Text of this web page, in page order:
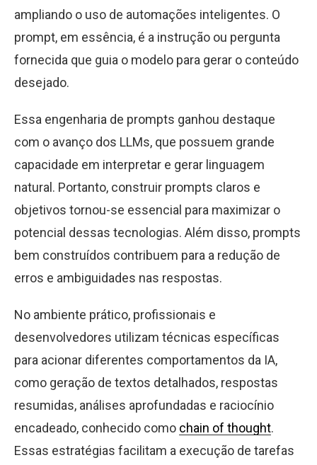
ampliando o uso de automações inteligentes. O
prompt, em essência, é a instrução ou pergunta
fornecida que guia o modelo para gerar o conteúdo
desejado.
Essa engenharia de prompts ganhou destaque
com o avanço dos LLMs, que possuem grande
capacidade em interpretar e gerar linguagem
natural. Portanto, construir prompts claros e
objetivos tornou-se essencial para maximizar o
potencial dessas tecnologias. Além disso, prompts
bem construídos contribuem para a redução de
erros e ambiguidades nas respostas.
No ambiente prático, profissionais e
desenvolvedores utilizam técnicas específicas
para acionar diferentes comportamentos da IA,
como geração de textos detalhados, respostas
resumidas, análises aprofundadas e raciocínio
encadeado, conhecido como chain of thought.
Essas estratégias facilitam a execução de tarefas